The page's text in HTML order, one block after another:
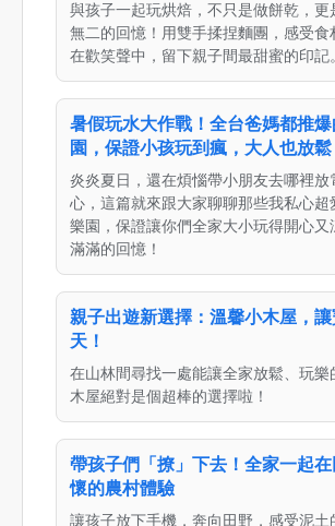
與孩子一起玩烘焙，不只是做餅乾，更
無二的回憶！用雙手揉捏麵團，感受食
在歡笑聲中，留下親子間最甜蜜的印記
暑假玩水大作戰！全台爸媽都推
園，保證小孩玩到瘋，大人也放鬆
炎炎夏日，還在煩惱帶小朋友去哪裡放
心，這篇就來跟大家聊聊那些我私心超
樂園，保證讓你們全家大小玩得開心又
滿滿的回憶！
親子出遊新選擇：溫馨小木屋，
天！
在山林間尋找一處能讓全家放鬆、玩樂
木屋絕對是個超棒的選擇啦！
帶孩子們「撩」下去！全家一起在
懷的農村體驗
讓孩子放下手機，奔向田野，感受泥土